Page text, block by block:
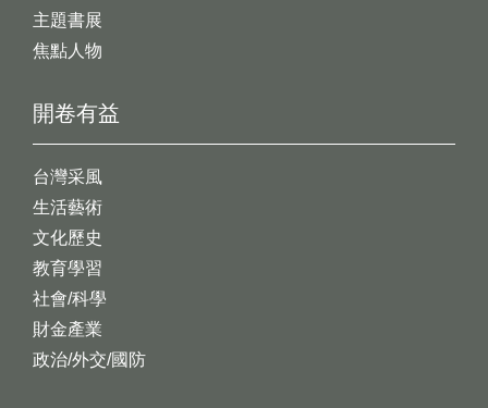
開卷有益
台灣采風
生活藝術
文化歷史
教育學習
社會/科學
財金產業
政治/外交/國防
主題書展
焦點人物